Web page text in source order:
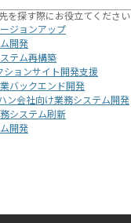
を探す際にお役立てください
ジョンアップ
開発
テム再構築
ションサイト開発支援
バックエンド開発
ン会社向け業務システム開発
システム刷新
開発